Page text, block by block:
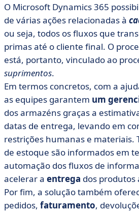
O Microsoft Dynamics 365
de várias ações relacionadas à
ou seja, todos os fluxos que
primas até o cliente final. O
está, portanto, vinculado ao
suprimentos.
Em termos concretos, com a
as equipes garantem um
dos armazéns graças a
datas de entrega, levando em
restrições humanas e materiais.
de estoque são informados em
automação dos fluxos de
acelerar a entrega dos produtos
Por fim, a solução também
pedidos, faturamento,